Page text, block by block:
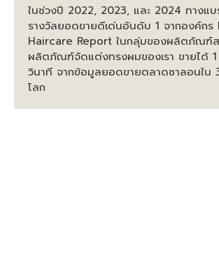
ในช่วงปี 2022, 2023, และ 2024 ทางแ
รางวัลยอดขายดีเด่นอันดับ 1 จากองค์กร
Haircare Report ในกลุ่มของผลิตภัณฑ์
ผลิตภัณฑ์จัดแต่งทรงผมของเรา ขายได้
วินาที จากข้อมูลยอดขายตลาดซาลอนใน
โลก